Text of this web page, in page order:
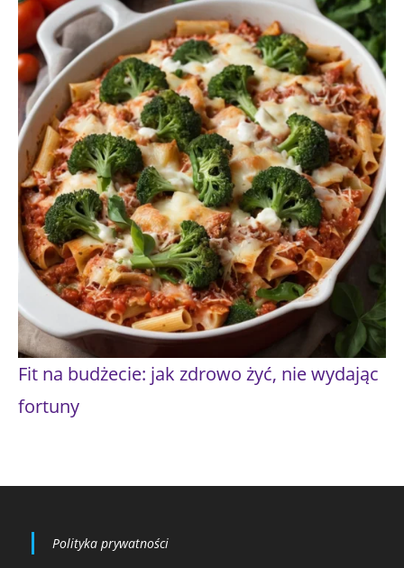
Fit na budżecie: jak zdrowo żyć, nie wydając
fortuny
Polityka prywatności